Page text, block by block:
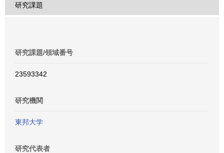
研究課題
研究課題/領域番号
23593342
研究機関
東邦大学
研究代表者